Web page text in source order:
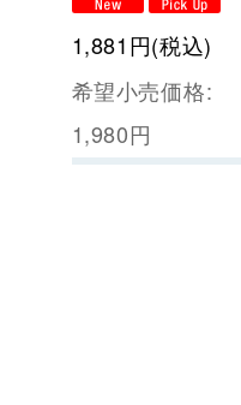
1,881円(税込)
希望小売価格:
1,980円